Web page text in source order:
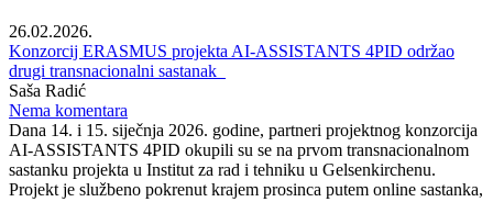
26.02.2026.
Konzorcij ERASMUS projekta AI-ASSISTANTS 4PID održao
drugi transnacionalni sastanak
Saša Radić
Nema komentara
Dana 14. i 15. siječnja 2026. godine, partneri projektnog konzorcija
AI-ASSISTANTS 4PID okupili su se na prvom transnacionalnom
sastanku projekta u Institut za rad i tehniku u Gelsenkirchenu.
Projekt je službeno pokrenut krajem prosinca putem online sastanka,